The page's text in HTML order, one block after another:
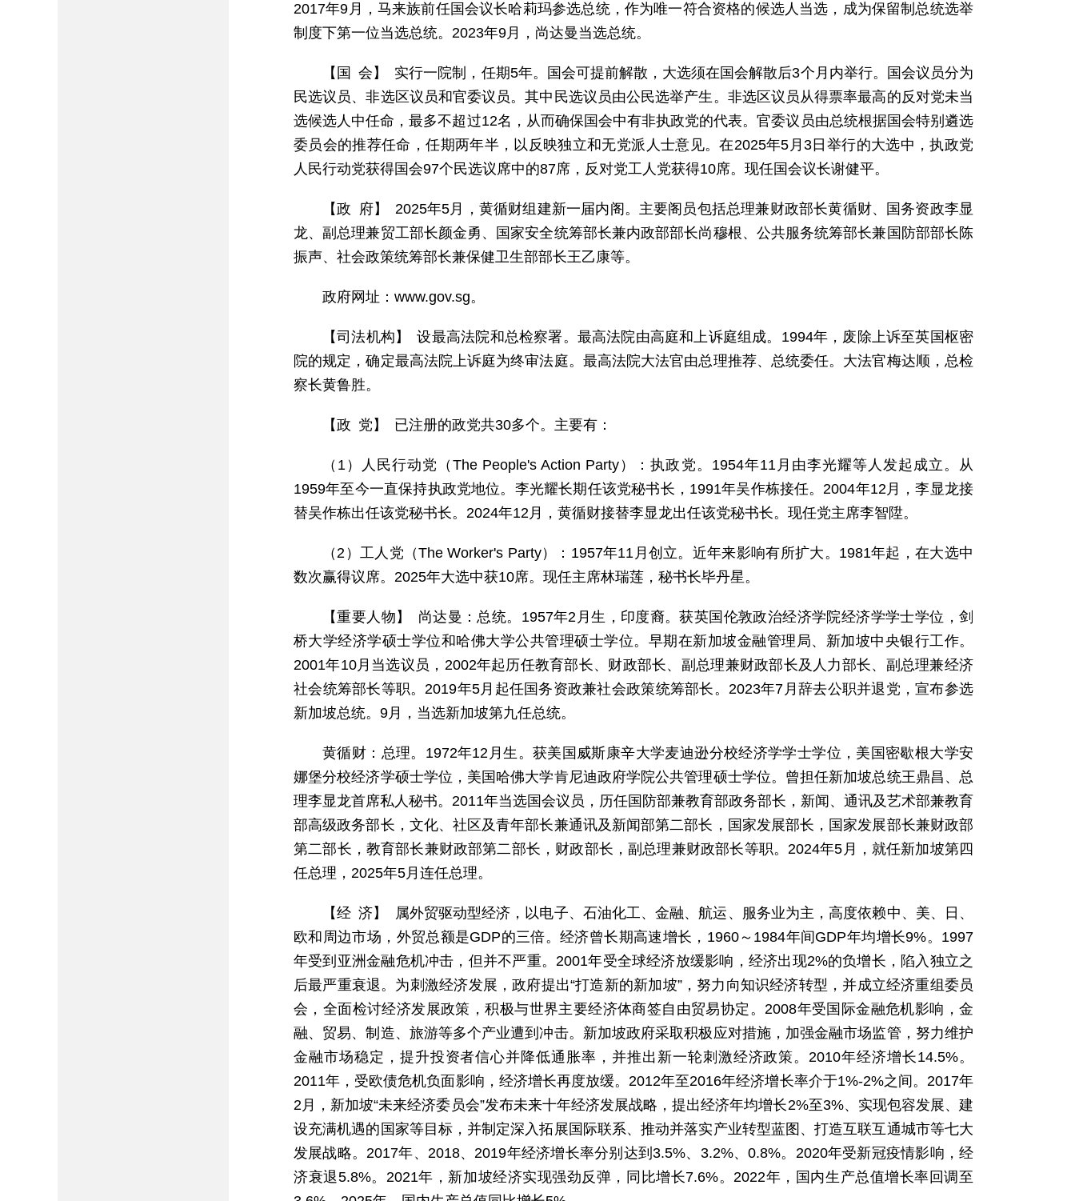
2017年9月，马来族前任国会议长哈莉玛参选总统，作为唯一符合资格的候选人当选，成为保留制总统选举
制度下第一位当选总统。2023年9月，尚达曼当选总统。
【国 会】 实行一院制，任期5年。国会可提前解散，大选须在国会解散后3个月内举行。国会议员分为
民选议员、非选区议员和官委议员。其中民选议员由公民选举产生。非选区议员从得票率最高的反对党未当
选候选人中任命，最多不超过12名，从而确保国会中有非执政党的代表。官委议员由总统根据国会特别遴选
委员会的推荐任命，任期两年半，以反映独立和无党派人士意见。在2025年5月3日举行的大选中，执政党
人民行动党获得国会97个民选议席中的87席，反对党工人党获得10席。现任国会议长谢健平。
【政 府】 2025年5月，黄循财组建新一届内阁。主要阁员包括总理兼财政部长黄循财、国务资政李显
龙、副总理兼贸工部长颜金勇、国家安全统筹部长兼内政部部长尚穆根、公共服务统筹部长兼国防部部长陈
振声、社会政策统筹部长兼保健卫生部部长王乙康等。
政府网址：www.gov.sg。
【司法机构】 设最高法院和总检察署。最高法院由高庭和上诉庭组成。1994年，废除上诉至英国枢密
院的规定，确定最高法院上诉庭为终审法庭。最高法院大法官由总理推荐、总统委任。大法官梅达顺，总检
察长黄鲁胜。
【政 党】 已注册的政党共30多个。主要有：
（1）人民行动党（The People's Action Party）：执政党。1954年11月由李光耀等人发起成立。从
1959年至今一直保持执政党地位。李光耀长期任该党秘书长，1991年吴作栋接任。2004年12月，李显龙接
替吴作栋出任该党秘书长。2024年12月，黄循财接替李显龙出任该党秘书长。现任党主席李智陞。
（2）工人党（The Worker's Party）：1957年11月创立。近年来影响有所扩大。1981年起，在大选中
数次赢得议席。2025年大选中获10席。现任主席林瑞莲，秘书长毕丹星。
【重要人物】 尚达曼：总统。1957年2月生，印度裔。获英国伦敦政治经济学院经济学学士学位，剑
桥大学经济学硕士学位和哈佛大学公共管理硕士学位。早期在新加坡金融管理局、新加坡中央银行工作。
2001年10月当选议员，2002年起历任教育部长、财政部长、副总理兼财政部长及人力部长、副总理兼经济
社会统筹部长等职。2019年5月起任国务资政兼社会政策统筹部长。2023年7月辞去公职并退党，宣布参选
新加坡总统。9月，当选新加坡第九任总统。
黄循财：总理。1972年12月生。获美国威斯康辛大学麦迪逊分校经济学学士学位，美国密歇根大学安
娜堡分校经济学硕士学位，美国哈佛大学肯尼迪政府学院公共管理硕士学位。曾担任新加坡总统王鼎昌、总
理李显龙首席私人秘书。2011年当选国会议员，历任国防部兼教育部政务部长，新闻、通讯及艺术部兼教育
部高级政务部长，文化、社区及青年部长兼通讯及新闻部第二部长，国家发展部长，国家发展部长兼财政部
第二部长，教育部长兼财政部第二部长，财政部长，副总理兼财政部长等职。2024年5月，就任新加坡第四
任总理，2025年5月连任总理。
【经 济】 属外贸驱动型经济，以电子、石油化工、金融、航运、服务业为主，高度依赖中、美、日、
欧和周边市场，外贸总额是GDP的三倍。经济曾长期高速增长，1960～1984年间GDP年均增长9%。1997
年受到亚洲金融危机冲击，但并不严重。2001年受全球经济放缓影响，经济出现2%的负增长，陷入独立之
后最严重衰退。为刺激经济发展，政府提出“打造新的新加坡”，努力向知识经济转型，并成立经济重组委员
会，全面检讨经济发展政策，积极与世界主要经济体商签自由贸易协定。2008年受国际金融危机影响，金
融、贸易、制造、旅游等多个产业遭到冲击。新加坡政府采取积极应对措施，加强金融市场监管，努力维护
金融市场稳定，提升投资者信心并降低通胀率，并推出新一轮刺激经济政策。2010年经济增长14.5%。
2011年，受欧债危机负面影响，经济增长再度放缓。2012年至2016年经济增长率介于1%-2%之间。2017年
2月，新加坡“未来经济委员会”发布未来十年经济发展战略，提出经济年均增长2%至3%、实现包容发展、建
设充满机遇的国家等目标，并制定深入拓展国际联系、推动并落实产业转型蓝图、打造互联互通城市等七大
发展战略。2017年、2018、2019年经济增长率分别达到3.5%、3.2%、0.8%。2020年受新冠疫情影响，经
济衰退5.8%。2021年，新加坡经济实现强劲反弹，同比增长7.6%。2022年，国内生产总值增长率回调至